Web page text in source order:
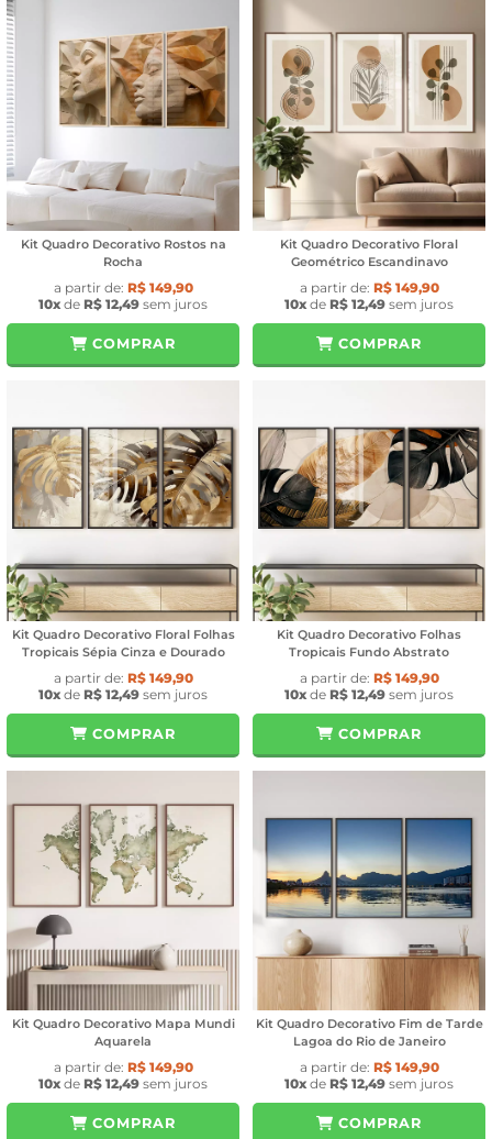
Kit Quadro Decorativo Rostos na
Rocha
a partir de: R$ 149,90
10x de R$ 12,49 sem juros
COMPRAR
Kit Quadro Decorativo Floral
Geométrico Escandinavo
a partir de: R$ 149,90
10x de R$ 12,49 sem juros
COMPRAR
Kit Quadro Decorativo Floral Folhas
Tropicais Sépia Cinza e Dourado
a partir de: R$ 149,90
10x de R$ 12,49 sem juros
COMPRAR
Kit Quadro Decorativo Folhas
Tropicais Fundo Abstrato
a partir de: R$ 149,90
10x de R$ 12,49 sem juros
COMPRAR
Kit Quadro Decorativo Mapa Mundi
Aquarela
a partir de: R$ 149,90
10x de R$ 12,49 sem juros
COMPRAR
Kit Quadro Decorativo Fim de Tarde
Lagoa do Rio de Janeiro
a partir de: R$ 149,90
10x de R$ 12,49 sem juros
COMPRAR